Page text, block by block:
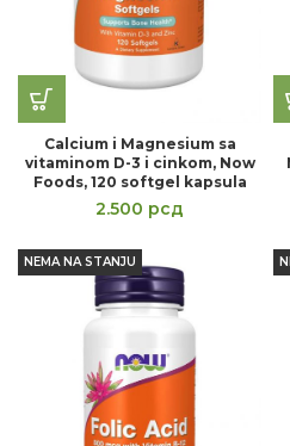
Calcium i Magnesium sa
vitaminom D-3 i cinkom, Now
Foods, 120 softgel kapsula
2.500 рсд
NEMA NA STANJU